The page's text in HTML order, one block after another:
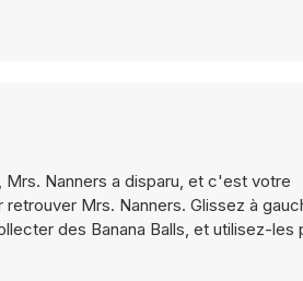
Mrs. Nanners a disparu, et c'est votre
Mrs. Nanners. Glissez à
des Banana Balls, et utilisez-les